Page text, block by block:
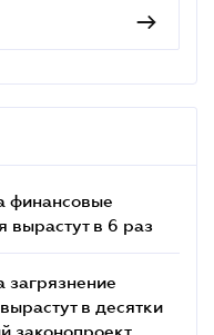
финансовые
вырастут в 6 раз
в десятки
законопроект